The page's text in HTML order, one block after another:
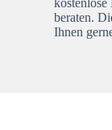
beraten.
Ihnen